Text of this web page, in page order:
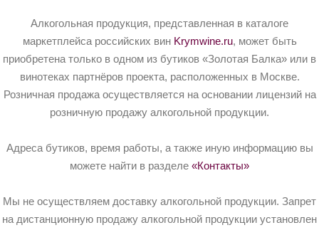
Алкогольная продукция, представленная в каталоге
маркетплейса российских вин Krymwine.ru, может быть
приобретена только в одном из бутиков «Золотая Балка» или в
винотеках партнёров проекта, расположенных в Москве.
Розничная продажа осуществляется на основании лицензий на
розничную продажу алкогольной продукции.
Адреса бутиков, время работы, а также иную информацию вы
можете найти в разделе «Контакты»
Мы не осуществляем доставку алкогольной продукции. Запрет
на дистанционную продажу алкогольной продукции установлен